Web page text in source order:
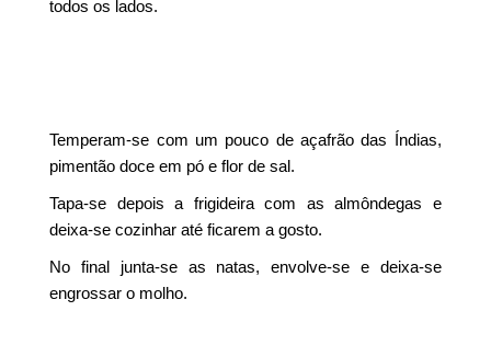
todos os lados.
Temperam-se com um pouco de açafrão das Índias,
pimentão doce em pó e flor de sal.
Tapa-se depois a frigideira com as almôndegas e
deixa-se cozinhar até ficarem a gosto.
No final junta-se as natas, envolve-se e deixa-se
engrossar o molho.